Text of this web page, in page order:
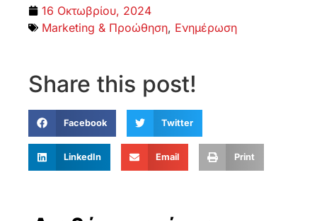
16 Οκτωβρίου, 2024
Marketing & Προώθηση, Ενημέρωση
Share this post!
Facebook Twitter
LinkedIn Email Print